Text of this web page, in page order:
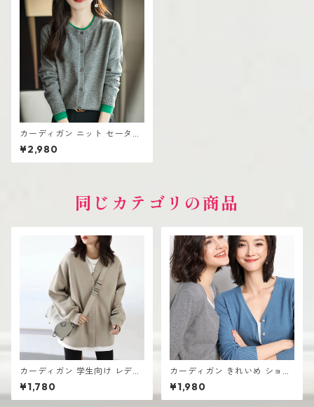
カーディガン ニット セーター
おしゃれ着 ロング丈 レディー
ス
¥2,980
同じカテゴリの商品
カーディガン 学生向け レディ
ース 無地デザイン 高見え おし
ゃれ vネック
¥1,780
カーディガン きれいめ ショー
ト丈 レディース 羽織り 軽量
無地デザイン ニット
¥1,980